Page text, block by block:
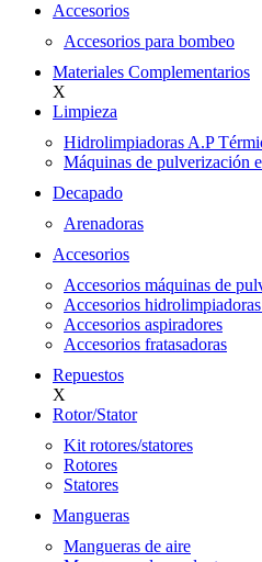
Accesorios
Accesorios para bombeo
Materiales Complementarios
X
Limpieza
Hidrolimpiadoras A.P
Máquinas de pulverización
Decapado
Arenadoras
Accesorios
Accesorios máquinas de
Accesorios
Accesorios aspiradores
Accesorios fratasadoras
Repuestos
X
Rotor/Stator
Kit rotores/statores
Rotores
Statores
Mangueras
Mangueras de aire